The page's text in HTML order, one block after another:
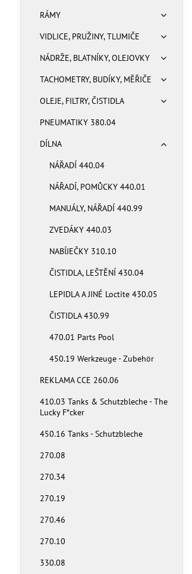
RÁMY
VIDLICE, PRUŽINY, TLUMIČE
NÁDRŽE, BLATNÍKY, OLEJOVKY
TACHOMETRY, BUDÍKY, MĚŘIČE
OLEJE, FILTRY, ČISTIDLA
PNEUMATIKY 380.04
DÍLNA
NÁŘADÍ 440.04
NÁŘADÍ, POMŮCKY 440.01
MANUÁLY, NÁŘADÍ 440.99
ZVEDÁKY 440.03
NABÍJEČKY 310.10
ČISTIDLA, LEŠTĚNÍ 430.04
LEPIDLA A JINÉ Loctite 430.05
ČISTIDLA 430.99
470.01 Parts Pool
450.19 Werkzeuge - Zubehör
REKLAMA CCE 260.06
410.03 Tanks & Schutzbleche - The
Lucky F*cker
450.16 Tanks - Schutzbleche
270.08
270.34
270.19
270.46
270.10
330.08